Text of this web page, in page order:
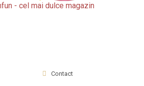
- cel mai dulce magazin
Contact